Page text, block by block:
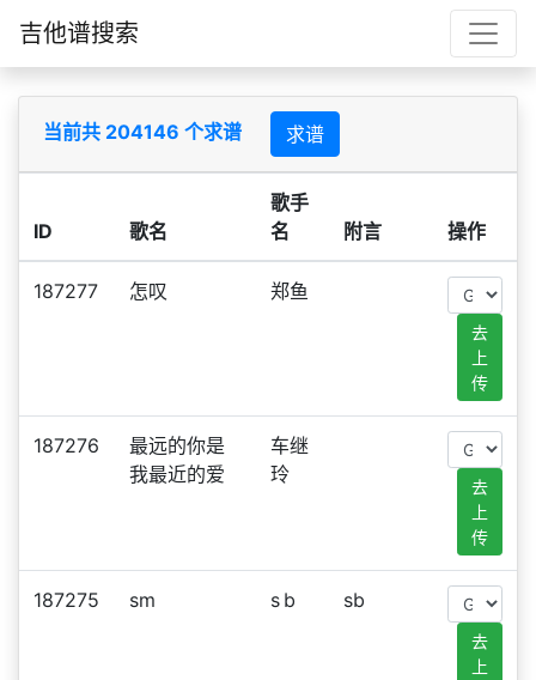
吉他谱搜索
当前共 204146 个求谱 求谱
ID 歌名
歌手
名
附言 操作
187277 怎叹 郑鱼
去
上
传
187276
最远的你是
我最近的爱
车继
玲
去
上
传
187275 sm s b sb
去
上